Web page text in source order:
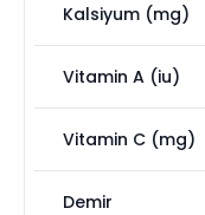
Kalsiyum (mg)
Vitamin A (iu)
Vitamin C (mg)
Demir